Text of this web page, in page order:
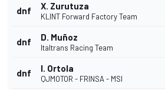
dnf X. Zurutuza
KLINT Forward Factory Team
dnf D. Muñoz
Italtrans Racing Team
dnf I. Ortola
QJMOTOR - FRINSA - MSI